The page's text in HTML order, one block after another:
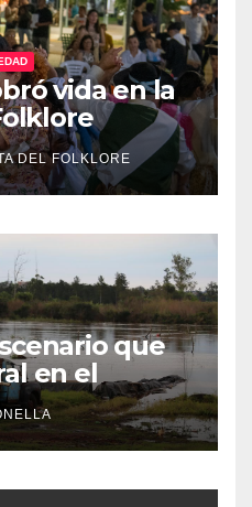
vida en la
DEL FOLKLORE
que
en el